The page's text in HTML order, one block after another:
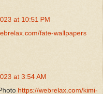
at 10:51 PM
fate-wallpapers
at 3:54 AM
https://webrelax.com/kimi-